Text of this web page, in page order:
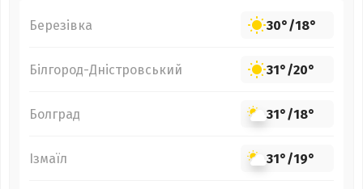
Березівка 30°/18°
Білгород-Дністровський 31°/20°
Болград 31°/18°
Ізмаїл 31°/19°